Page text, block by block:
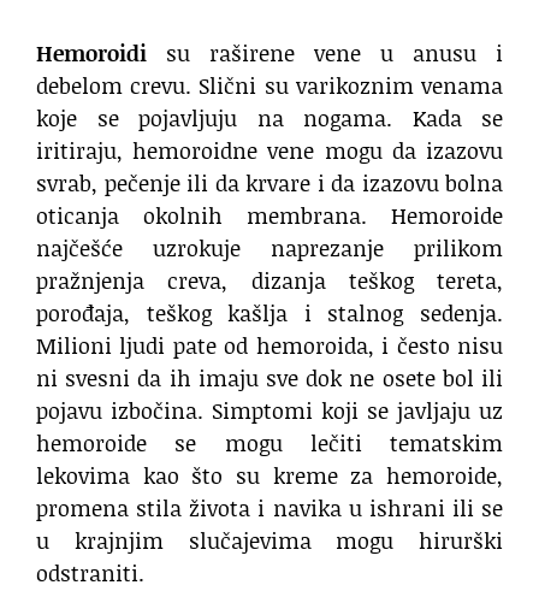
Hemoroidi su raširene vene u anusu i
debelom crevu. Slični su varikoznim venama
koje se pojavljuju na nogama. Kada se
iritiraju, hemoroidne vene mogu da izazovu
svrab, pečenje ili da krvare i da izazovu bolna
oticanja okolnih membrana. Hemoroide
najčešće uzrokuje naprezanje prilikom
pražnjenja creva, dizanja teškog tereta,
porođaja, teškog kašlja i stalnog sedenja.
Milioni ljudi pate od hemoroida, i često nisu
ni svesni da ih imaju sve dok ne osete bol ili
pojavu izbočina. Simptomi koji se javljaju uz
hemoroide se mogu lečiti tematskim
lekovima kao što su kreme za hemoroide,
promena stila života i navika u ishrani ili se
u krajnjim slučajevima mogu hirurški
odstraniti.